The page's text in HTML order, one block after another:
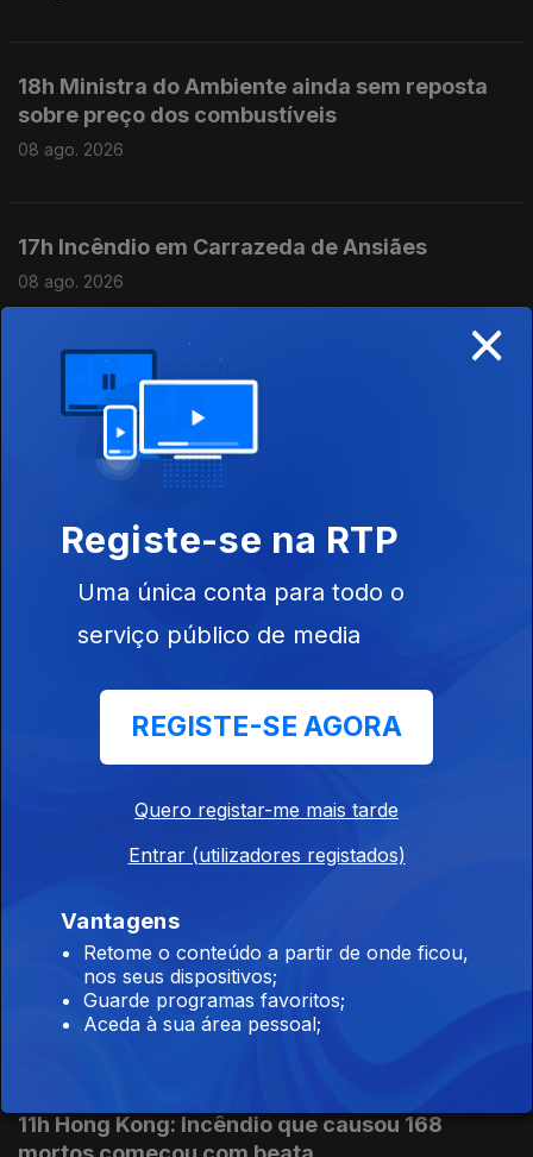
18h Ministra do Ambiente ainda sem reposta
sobre preço dos combustíveis
08 ago. 2026
17h Incêndio em Carrazeda de Ansiães
08 ago. 2026
16h PR defende mais proteção para crianças e
menores imigrantes
08 ago. 2026
15h As explicações de António José Seguro
13h PR: Cooperação e entreajuda são mais
12h Aeronave cai no Aeródromo de Portimão.
Piloto morreu
08 ago. 2026
11h Hong Kong: Incêndio que causou 168
×
Registe-se na RTP
Uma única conta para todo o
serviço público de media
REGISTE-SE AGORA
Quero registar-me mais tarde
Entrar (utilizadores registados)
Vantagens
Retome o conteúdo a partir de onde ficou,
nos seus dispositivos;
Guarde programas favoritos;
Aceda à sua área pessoal;